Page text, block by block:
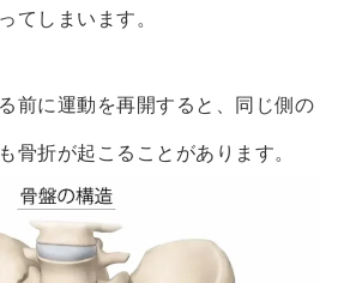
てしまいます。
前に運動を再開すると、同じ側の
骨折が起こることがあります。